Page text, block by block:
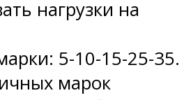
нагрузки на
5-10-15-25-35.
марок